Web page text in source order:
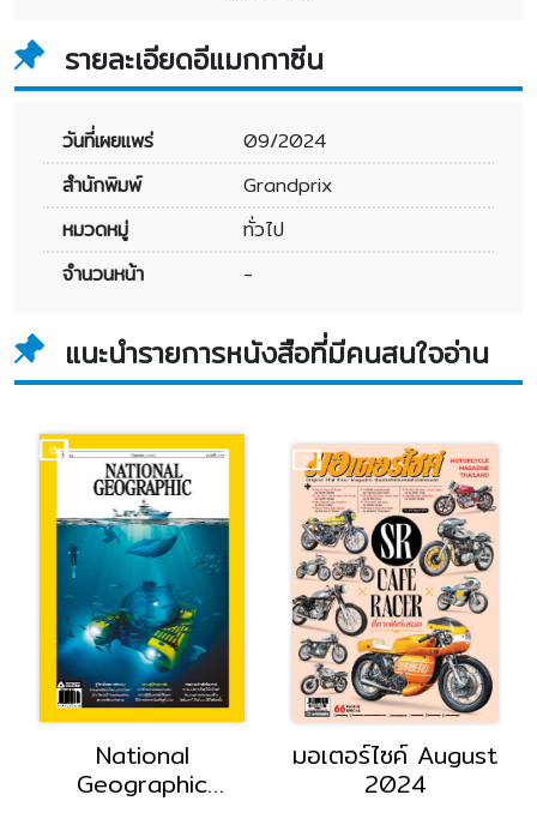
รายละเอียดอีแมกกาซีน
วันที่เผยแพร่
09/2024
สำนักพิมพ์
Grandprix
หมวดหมู่
ทั่วไป
จำนวนหน้า
-
แนะนำรายการหนังสือที่มีคนสนใจอ่าน
National
Geographic
มอเตอร์ไซค์ August
2024